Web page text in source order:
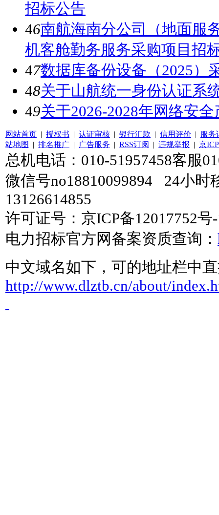
招标公告
46南航海南分公司（地面服
机客舱勤务服务采购项目招
47数据库备份设备（2025）
48关于山航统一身份认证系
49关于2026-2028年网络安
网站首页 | 授权书 | 认证审核 | 银行汇款 | 信用评价 |
服务
站地图
| 排名推广 | 广告服务 | RSS订阅 | 违规举报 | 京
总机电话：010-51957458客服
微信号no18810099894 24小时
13126614855
许可证号：京ICP备12017752号
电力招标官方网备案资质查询：
中文域名如下，可的地址栏中
http://www.dlztb.cn/about/